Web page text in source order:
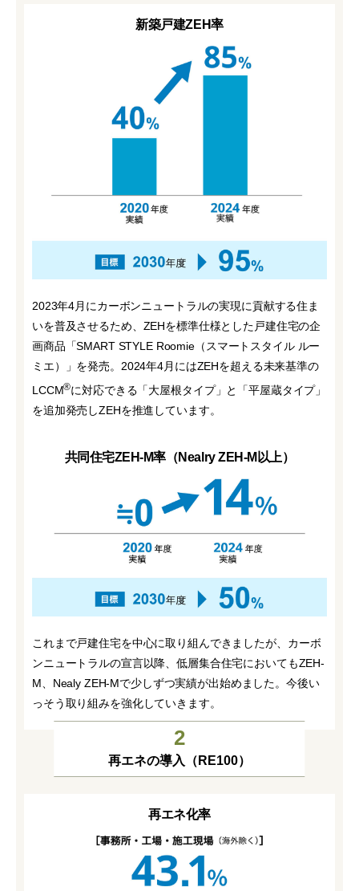
新築戸建ZEH率
2023年4月にカーボンニュートラルの実現に貢献する住ま
いを普及させるため、ZEHを標準仕様とした戸建住宅の企
画商品「SMART STYLE Roomie（スマートスタイル ルー
ミエ）」を発売。2024年4月にはZEHを超える未来基準の
LCCM®️に対応できる「大屋根タイプ」と「平屋蔵タイプ」
を追加発売しZEHを推進しています。
共同住宅ZEH-M率（Nealry ZEH-M以上）
これまで戸建住宅を中心に取り組んできましたが、 カーボ
ンニュートラルの宣言以降、低層集合住宅においてもZEH-
M、Nealy ZEH-Mで少しずつ実績が出始めました。今後い
っそう取り組みを強化していきます。
2
再エネの導入（RE100）
再エネ化率